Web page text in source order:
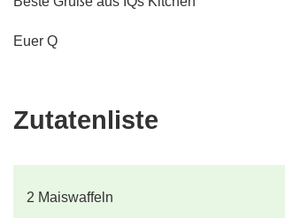
Euer Q
Zutatenliste
2 Maiswaffeln